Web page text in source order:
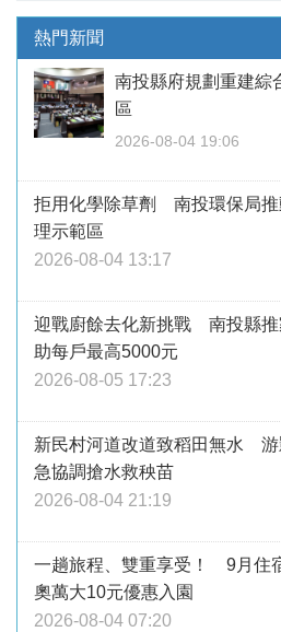
熱門新聞
南投縣府規劃重建
區
2026-08-04 19:06
拒用化學除草劑 南投環保局推
理示範區
2026-08-04 13:17
迎戰廚餘去化新挑戰 南投縣推
助每戶最高5000元
2026-08-05 17:23
新民村河道改道致稻田無水 游
急協調搶水救秧苗
2026-08-04 21:19
一趟旅程、雙重享受！ 9月
奧萬大10元優惠入園
2026-08-04 07:20